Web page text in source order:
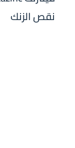
نقص الزنك